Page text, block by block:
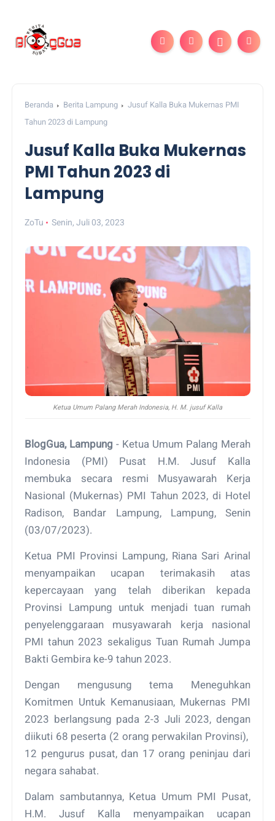
Beranda Berita Lampung
Jusuf Kalla Buka Mukernas PMI
Tahun 2023 di Lampung
Jusuf Kalla Buka Mukernas
PMI Tahun 2023 di
Lampung
ZoTu Senin, Juli 03, 2023
Ketua Umum Palang Merah Indonesia, H. M. jusuf Kalla
BlogGua, Lampung - Ketua Umum Palang Merah
Indonesia (PMI) Pusat H.M. Jusuf Kalla
membuka secara resmi Musyawarah Kerja
Nasional (Mukernas) PMI Tahun 2023, di Hotel
Radison, Bandar Lampung, Lampung, Senin
(03/07/2023).
Ketua PMI Provinsi Lampung, Riana Sari Arinal
menyampaikan ucapan terimakasih atas
kepercayaan yang telah diberikan kepada
Provinsi Lampung untuk menjadi tuan rumah
penyelenggaraan musyawarah kerja nasional
PMI tahun 2023 sekaligus Tuan Rumah Jumpa
Bakti Gembira ke-9 tahun 2023.
Dengan mengusung tema Meneguhkan
Komitmen Untuk Kemanusiaan, Mukernas PMI
2023 berlangsung pada 2-3 Juli 2023, dengan
diikuti 68 peserta (2 orang perwakilan Provinsi),
12 pengurus pusat, dan 17 orang peninjau dari
negara sahabat.
Dalam sambutannya, Ketua Umum PMI Pusat,
H.M. Jusuf Kalla menyampaikan ucapan